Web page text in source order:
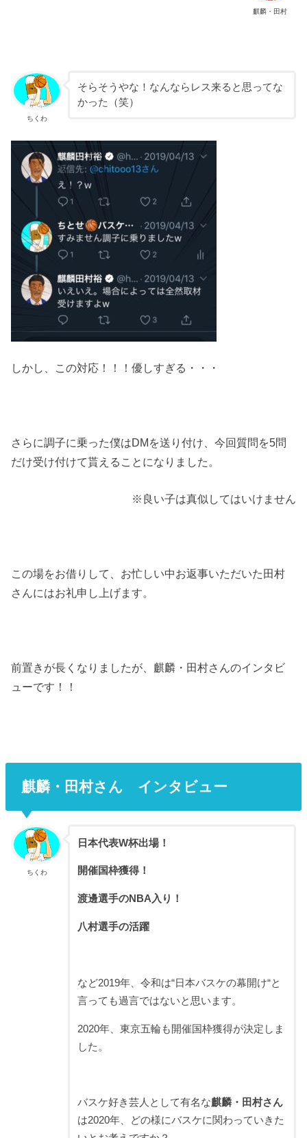
麒麟・田村
ちくわ
そらそうやな！なんならレス来ると思ってな
かった（笑）
しかし、この対応！！！優しすぎる・・・
さらに調子に乗った僕はDMを送り付け、今回質問を5問
だけ受け付けて貰えることになりました。
※良い子は真似してはいけません
この場をお借りして、お忙しい中お返事いただいた田村
さんにはお礼申し上げます。
前置きが長くなりましたが、麒麟・田村さんのインタビ
ューです！！
麒麟・田村さん インタビュー
ちくわ
日本代表W杯出場！
開催国枠獲得！
渡邊選手のNBA入り！
八村選手の活躍
など2019年、令和は“日本バスケの幕開け“と
言っても過言ではないと思います。
2020年、東京五輪も開催国枠獲得が決定しま
した。
バスケ好き芸人として有名な麒麟・田村さん
は2020年、どの様にバスケに関わっていきた